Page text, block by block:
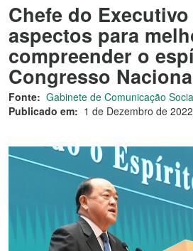
Chefe do
aspectos para
compreender o
Congresso
Fonte: Gabinete de Comunicação
Publicado em: 1 de Dezembro de